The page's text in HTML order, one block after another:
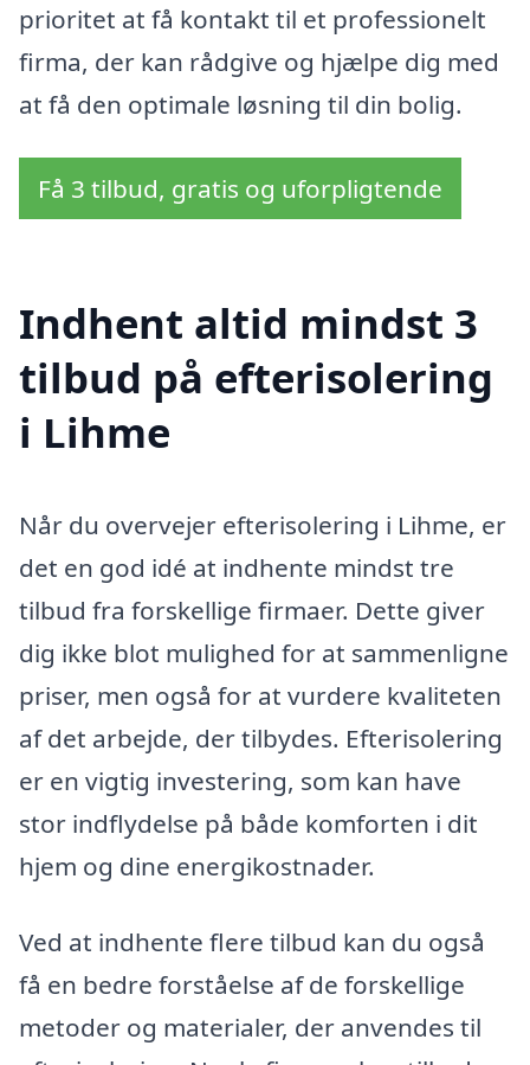
prioritet at få kontakt til et professionelt
firma, der kan rådgive og hjælpe dig med
at få den optimale løsning til din bolig.
Få 3 tilbud, gratis og uforpligtende
Indhent altid mindst 3
tilbud på efterisolering
i Lihme
Når du overvejer efterisolering i Lihme, er
det en god idé at indhente mindst tre
tilbud fra forskellige firmaer. Dette giver
dig ikke blot mulighed for at sammenligne
priser, men også for at vurdere kvaliteten
af det arbejde, der tilbydes. Efterisolering
er en vigtig investering, som kan have
stor indflydelse på både komforten i dit
hjem og dine energikostnader.
Ved at indhente flere tilbud kan du også
få en bedre forståelse af de forskellige
metoder og materialer, der anvendes til